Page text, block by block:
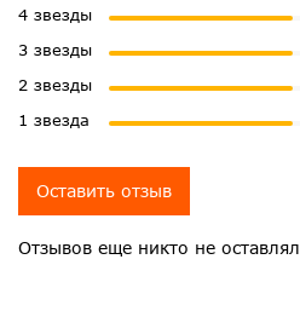
Отзывов еще никто не оставлял
4 звезды
3 звезды
2 звезды
1 звезда
Оставить отзыв